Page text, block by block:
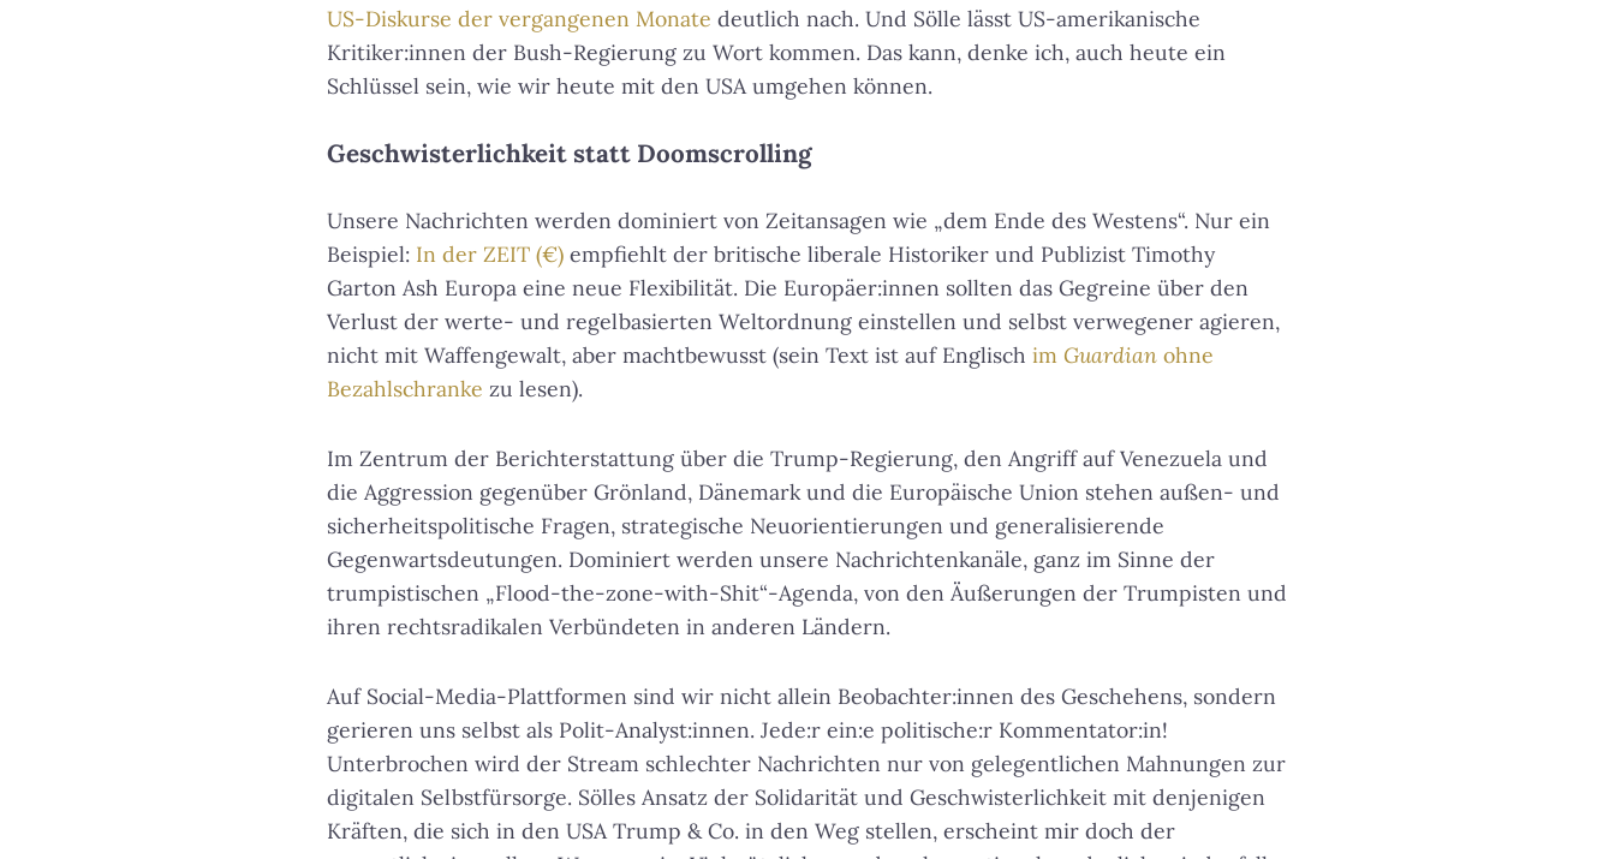
US-Diskurse der vergangenen Monate deutlich nach. Und Sölle lässt US-amerikanische
Kritiker:innen der Bush-Regierung zu Wort kommen. Das kann, denke ich, auch heute ein
Schlüssel sein, wie wir heute mit den USA umgehen können.
Geschwisterlichkeit statt Doomscrolling
Unsere Nachrichten werden dominiert von Zeitansagen wie „dem Ende des Westens“. Nur ein
Beispiel: In der ZEIT (€) empfiehlt der britische liberale Historiker und Publizist Timothy
Garton Ash Europa eine neue Flexibilität. Die Europäer:innen sollten das Gegreine über den
Verlust der werte- und regelbasierten Weltordnung einstellen und selbst verwegener agieren,
nicht mit Waffengewalt, aber machtbewusst (sein Text ist auf Englisch im Guardian ohne
Bezahlschranke zu lesen).
Im Zentrum der Berichterstattung über die Trump-Regierung, den Angriff auf Venezuela und
die Aggression gegenüber Grönland, Dänemark und die Europäische Union stehen außen- und
sicherheitspolitische Fragen, strategische Neuorientierungen und generalisierende
Gegenwartsdeutungen. Dominiert werden unsere Nachrichtenkanäle, ganz im Sinne der
trumpistischen „Flood-the-zone-with-Shit“-Agenda, von den Äußerungen der Trumpisten und
ihren rechtsradikalen Verbündeten in anderen Ländern.
Auf Social-Media-Plattformen sind wir nicht allein Beobachter:innen des Geschehens, sondern
gerieren uns selbst als Polit-Analyst:innen. Jede:r ein:e politische:r Kommentator:in!
Unterbrochen wird der Stream schlechter Nachrichten nur von gelegentlichen Mahnungen zur
digitalen Selbstfürsorge. Sölles Ansatz der Solidarität und Geschwisterlichkeit mit denjenigen
Kräften, die sich in den USA Trump & Co. in den Weg stellen, erscheint mir doch der